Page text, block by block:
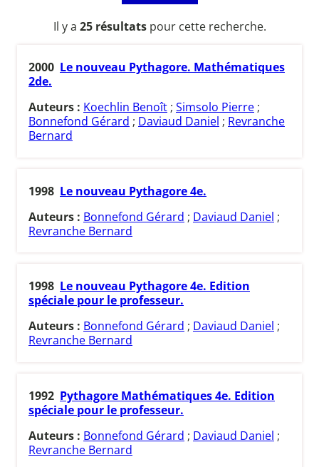
Il y a 25 résultatspour cette recherche.
2000 Le nouveau Pythagore. Mathématiques
2de.
Auteurs : Koechlin Benoît ; Simsolo Pierre ;
Bonnefond Gérard ; Daviaud Daniel ; Revranche
Bernard
1998 Le nouveau Pythagore 4e.
Auteurs : Bonnefond Gérard ; Daviaud Daniel ;
Revranche Bernard
1998 Le nouveau Pythagore 4e. Edition
spéciale pour le professeur.
Auteurs : Bonnefond Gérard ; Daviaud Daniel ;
Revranche Bernard
1992 Pythagore Mathématiques 4e. Edition
spéciale pour le professeur.
Auteurs : Bonnefond Gérard ; Daviaud Daniel ;
Revranche Bernard